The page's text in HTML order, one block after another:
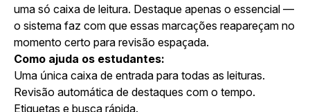
uma só caixa de leitura. Destaque apenas o essencial —
o sistema faz com que essas marcações reapareçam no
momento certo para revisão espaçada.
Como ajuda os estudantes:
Uma única caixa de entrada para todas as leituras.
Revisão automática de destaques com o tempo.
Etiquetas e busca rápida.